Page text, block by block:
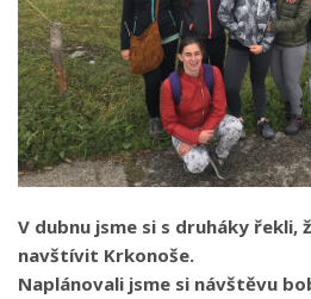
V dubnu jsme si s druháky řekli,
navštívit Krkonoše.
Naplánovali jsme si návštěvu